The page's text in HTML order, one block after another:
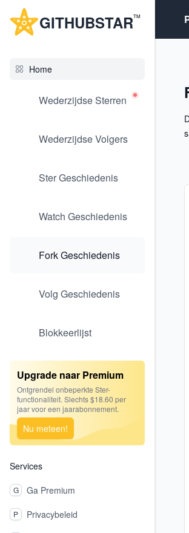
GITHUBSTARTM
Home
Wederzijdse Sterren
Wederzijdse Volgers
Ster Geschiedenis
Watch Geschiedenis
Fork Geschiedenis
Volg Geschiedenis
Blokkeerlijst
Upgrade naar Premium
Ontgrendel onbeperkte Ster-
functionaliteit. Slechts $18.60 per
jaar voor een jaarabonnement.
Nu meteen!
Services
G Ga Premium
P Privacybeleid